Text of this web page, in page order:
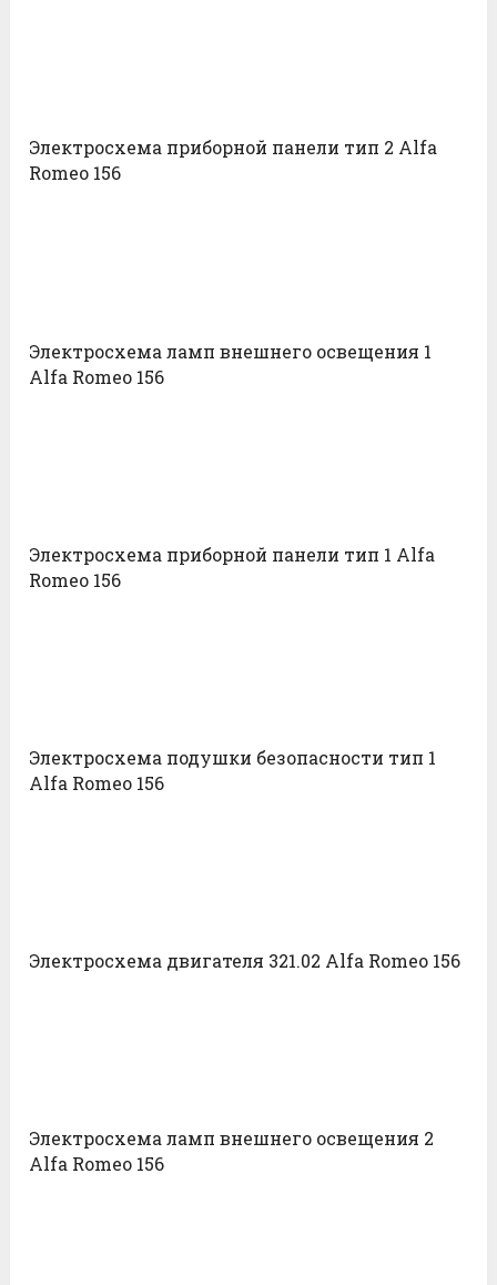
Электросхема приборной панели тип 2 Alfa
Romeo 156
Электросхема ламп внешнего освещения 1
Alfa Romeo 156
Электросхема приборной панели тип 1 Alfa
Romeo 156
Электросхема подушки безопасности тип 1
Alfa Romeo 156
Электросхема двигателя 321.02 Alfa Romeo 156
Электросхема ламп внешнего освещения 2
Alfa Romeo 156